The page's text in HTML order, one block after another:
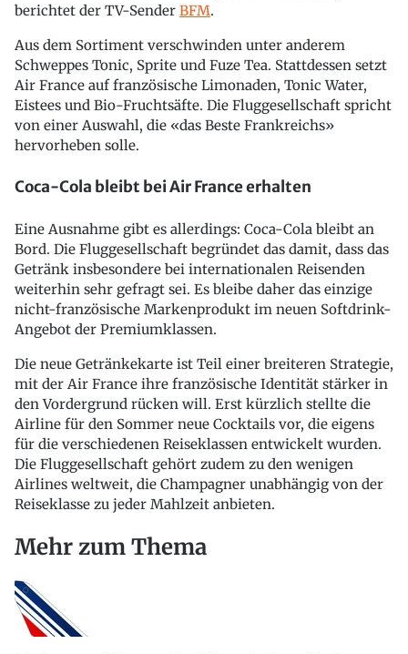
berichtet der TV-Sender BFM.
Aus dem Sortiment verschwinden unter anderem
Schweppes Tonic, Sprite und Fuze Tea. Stattdessen setzt
Air France auf französische Limonaden, Tonic Water,
Eistees und Bio-Fruchtsäfte. Die Fluggesellschaft spricht
von einer Auswahl, die «das Beste Frankreichs»
hervorheben solle.
Coca-Cola bleibt bei Air France erhalten
Eine Ausnahme gibt es allerdings: Coca-Cola bleibt an
Bord. Die Fluggesellschaft begründet das damit, dass das
Getränk insbesondere bei internationalen Reisenden
weiterhin sehr gefragt sei. Es bleibe daher das einzige
nicht-französische Markenprodukt im neuen Softdrink-
Angebot der Premiumklassen.
Die neue Getränkekarte ist Teil einer breiteren Strategie,
mit der Air France ihre französische Identität stärker in
den Vordergrund rücken will. Erst kürzlich stellte die
Airline für den Sommer neue Cocktails vor, die eigens
für die verschiedenen Reiseklassen entwickelt wurden.
Die Fluggesellschaft gehört zudem zu den wenigen
Airlines weltweit, die Champagner unabhängig von der
Reiseklasse zu jeder Mahlzeit anbieten.
Mehr zum Thema